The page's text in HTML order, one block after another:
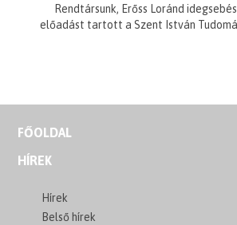
Rendtársunk, Erőss Loránd
előadást tartott a Szent István
FŐOLDAL
HÍREK
Hírek
Belső hírek